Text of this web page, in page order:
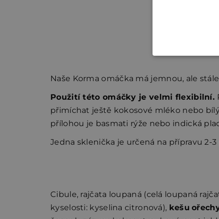
Naše Korma omáčka má jemnou, ale
Použití této omáčky je velmi flexibilní.
přimíchat ještě kokosové mléko nebo
přílohou je basmati rýže nebo indická
Jedna sklenička je určená na přípravu 2-3
Cibule, rajčata loupaná (celá loupaná
kyselosti: kyselina citronová), kešu